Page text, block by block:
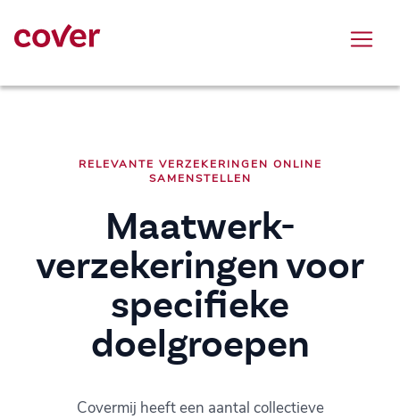
RELEVANTE VERZEKERINGEN ONLINE
SAMENSTELLEN
Maatwerk-
verzekeringen voor
specifieke
doelgroepen
Covermij heeft een aantal collectieve